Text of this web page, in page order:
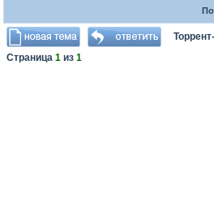
Страница 1 из 1